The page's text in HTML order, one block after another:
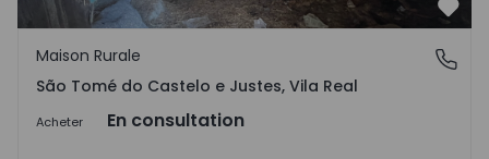
São Tomé do Castelo e Justes, Vila Real
Maison Rurale
São Tomé do Castelo e Justes, Vila Real
Acheter En consultation